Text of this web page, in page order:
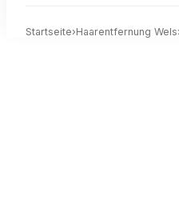
Startseite›Haarentfernung Wels